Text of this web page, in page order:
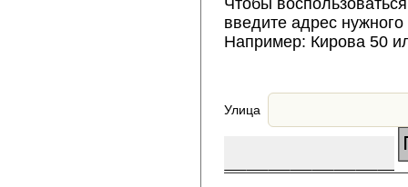
Чтобы
введите адрес
Например: Кирова 50
Улица